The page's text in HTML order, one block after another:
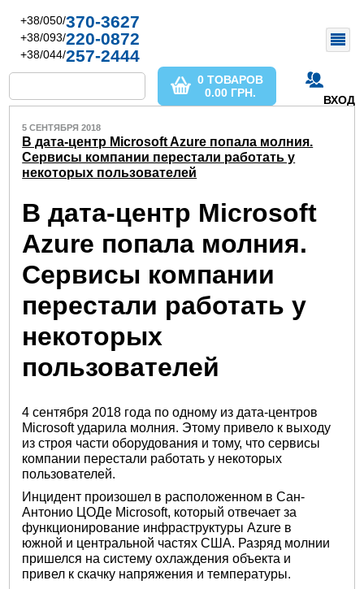
+38/050/370-3627
+38/093/220-0872
+38/044/257-2444
ВХОД
0 ТОВАРОВ
0.00 ГРН.
5 СЕНТЯБРЯ 2018
В дата-центр Microsoft Azure попала молния.
Сервисы компании перестали работать у
некоторых пользователей
В дата-центр Microsoft
Azure попала молния.
Сервисы компании
перестали работать у
некоторых
пользователей
4 сентября 2018 года по одному из дата-центров
Microsoft ударила молния. Этому привело к выходу
из строя части оборудования и тому, что сервисы
компании перестали работать у некоторых
пользователей.
Инцидент произошел в расположенном в Сан-
Антонио ЦОДе Microsoft, который отвечает за
функционирование инфраструктуры Azure в
южной и центральной частях США. Разряд молнии
пришелся на систему охлаждения объекта и
привел к скачку напряжения и температуры.